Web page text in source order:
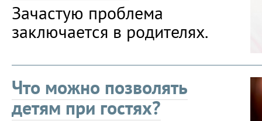
Зачастую проблема
заключается в родителях.
Что можно позволять
детям при гостях?